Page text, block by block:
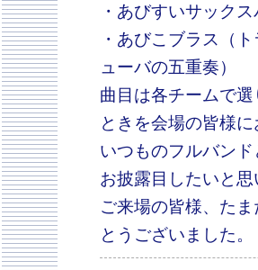
・あびすいサック
・あびこブラス（
ューバの五重奏）
曲目は各チームで
ときを会場の皆様
いつものフルバン
お披露目したいと思
ご来場の皆様、た
とうございました。